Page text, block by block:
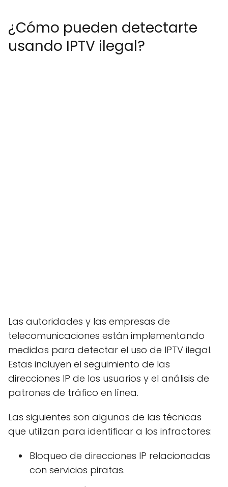
¿Cómo pueden detectarte
usando IPTV ilegal?
Las autoridades y las empresas de
telecomunicaciones están implementando
medidas para detectar el uso de IPTV ilegal.
Estas incluyen el seguimiento de las
direcciones IP de los usuarios y el análisis de
patrones de tráfico en línea.
Las siguientes son algunas de las técnicas
que utilizan para identificar a los infractores:
Bloqueo de direcciones IP relacionadas
con servicios piratas.